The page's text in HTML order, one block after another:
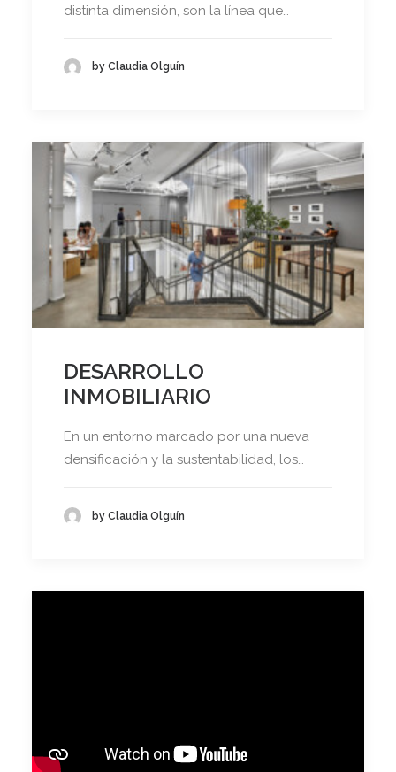
distinta dimensión, son la línea que…
by Claudia Olguín
DESARROLLO
INMOBILIARIO
En un entorno marcado por una nueva
densificación y la sustentabilidad, los…
by Claudia Olguín